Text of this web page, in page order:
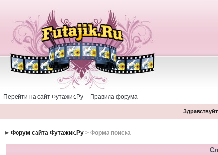
Перейти на сайт Футажик.Ру Правила форума
Форум сайта Футажик.Ру> Форма поиска